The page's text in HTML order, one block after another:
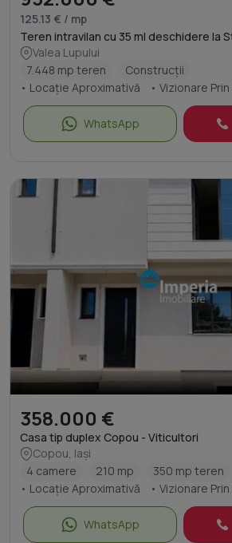
125.13 € / mp
Teren intravilan cu 35 ml deschidere la
Valea Lupului
7.448 mp teren
Construcții
• Locație Aproximativă
• Vizionare
WhatsApp
358.000 €
Casa tip duplex Copou - Viticultori
Copou, Iași
4 camere
210 mp 350 mp teren
• Locație Aproximativă
• Vizionare
WhatsApp